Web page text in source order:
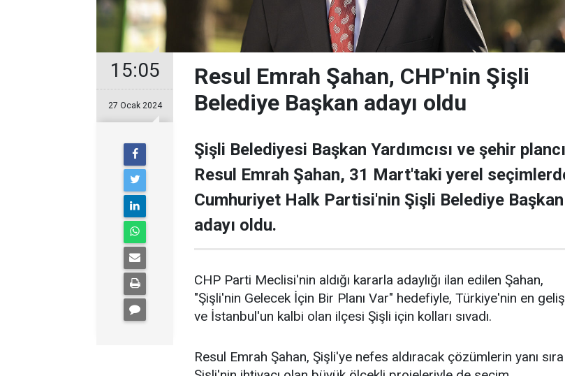
15:05
27 Ocak 2024
Resul Emrah Şahan, CHP'nin Şişli
Belediye Başkan adayı oldu
Şişli Belediyesi Başkan Yardımcısı ve şehir
Resul Emrah Şahan, 31 Mart'taki yerel
Cumhuriyet Halk Partisi'nin Şişli Belediye Başkan
adayı oldu.
CHP Parti Meclisi'nin aldığı kararla adaylığı ilan edilen Şahan,
"Şişli'nin Gelecek İçin Bir Planı Var" hedefiyle, Türkiye'nin en
ve İstanbul'un kalbi olan ilçesi Şişli için kolları sıvadı.
Resul Emrah Şahan, Şişli'ye nefes aldıracak çözümlerin yanı sıra